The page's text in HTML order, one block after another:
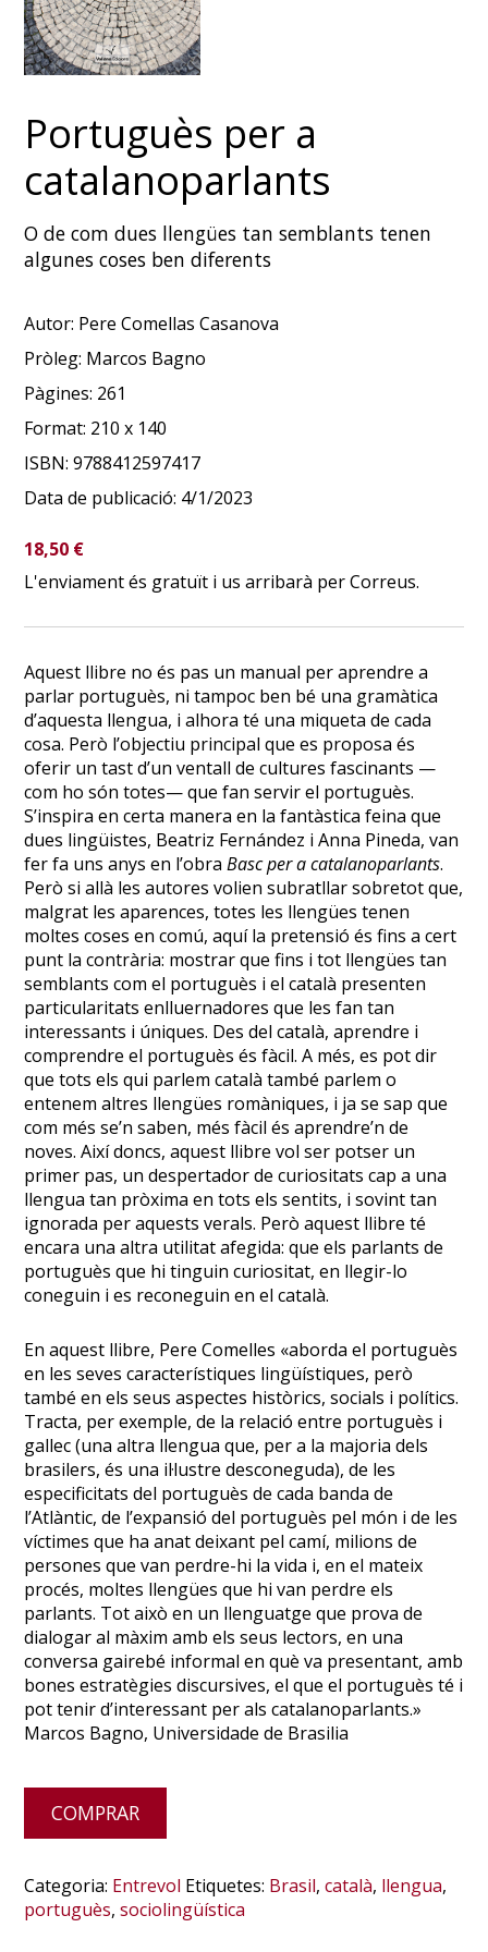
Portuguès per a
catalanoparlants
O de com dues llengües tan semblants tenen
algunes coses ben diferents
Autor: Pere Comellas Casanova
Pròleg: Marcos Bagno
Pàgines: 261
Format: 210 x 140
ISBN:9788412597417
Data de publicació: 4/1/2023
18,50 €
L'enviament és gratuït i us arribarà per Correus.
Aquest llibre no és pas un manual per aprendre a
parlar portuguès, ni tampoc ben bé una gramàtica
d’aquesta llengua, i alhora té una miqueta de cada
cosa. Però l’objectiu principal que es proposa és
oferir un tast d’un ventall de cultures fascinants —
com ho són totes— que fan servir el portuguès.
S’inspira en certa manera en la fantàstica feina que
dues lingüistes, Beatriz Fernández i Anna Pineda, van
fer fa uns anys en l’obraBasc per a catalanoparlants.
Però si allà les autores volien subratllar sobretot que,
malgrat les aparences, totes les llengües tenen
moltes coses en comú, aquí la pretensió ésfins a cert
punt la contrària: mostrar que fins i tot llengües tan
semblants com el portuguès i el català presenten
particularitats enlluernadores que les fan tan
interessants i úniques. Des del català, aprendre i
comprendre el portuguès és fàcil. A més, es pot dir
que tots els qui parlem català també parlemo
entenem altres llengües romàniques, i ja se sap que
com més se’n saben, més fàcil és aprendre’n de
noves. Així doncs, aquest llibre vol ser potser un
primer pas, un despertador de curiositats cap a una
llengua tan pròxima en tots els sentits, i sovint tan
ignorada per aquests verals. Però aquest llibre té
encara una altra utilitat afegida: que els parlants de
portuguès que hi tinguin curiositat, en llegir-lo
coneguin i es reconeguin en el català.
En aquest llibre, Pere Comelles «aborda el portuguès
en les seves característiques lingüístiques, però
també en els seus aspectes històrics, socials i polítics.
Tracta, per exemple, de la relació entre portuguès i
gallec (una altra llengua que, per a la majoria dels
brasilers, és una il·lustre desconeguda), de les
especificitats del portuguès de cada banda de
l’Atlàntic, de l’expansió del portuguès pel món i de les
víctimes que ha anat deixant pel camí, milions de
persones que van perdre-hi la vida i, en el mateix
procés, moltes llengües que hi van perdre els
parlants. Tot això en un llenguatge que prova de
dialogar al màxim amb els seus lectors, en una
conversa gairebé informal en què va presentant, amb
bones estratègies discursives, el que el portuguès té i
pot tenir d’interessant per als catalanoparlants.»
Marcos Bagno, Universidade de Brasilia
COMPRAR
Categoria: Entrevol Etiquetes: Brasil,català, llengua,
portuguès,sociolingüística